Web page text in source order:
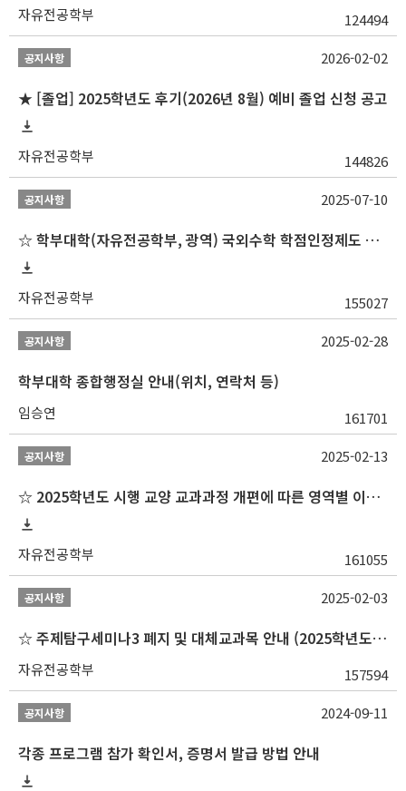
자유전공학부 124494
공지사항
★ [졸업] 2025학년도 후기(2026년 8월) 예비 졸업 신청 공고
자유전공학부 144826
2026-02-02
공지사항
☆ 학부대학(자유전공학부, 광역) 국외수학 학점인정제도 변경 안내(2025-2학기 파견학생부터)
자유전공학부 155027
2025-07-10
공지사항
학부대학 종합행정실 안내(위치, 연락처 등)
임승연 161701
2025-02-28
공지사항
☆ 2025학년도 시행 교양 교과과정 개편에 따른 영역별 이수 안내
자유전공학부 161055
2025-02-13
공지사항
☆ 주제탐구세미나3 폐지 및 대체교과목 안내 (2025학년도 1학기부터)
자유전공학부 157594
2025-02-03
공지사항
각종 프로그램 참가 확인서, 증명서 발급 방법 안내
2024-09-11